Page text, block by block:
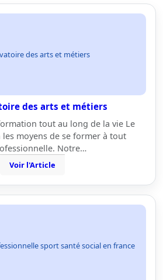
des arts et métiers
des arts et métiers
tout au long de la vie Le
les moyens de se former à tout
Notre…
Voir l'Article
sport santé social en france